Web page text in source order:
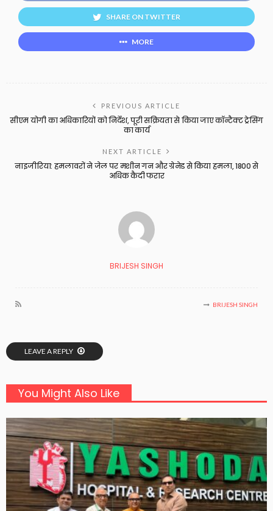
SHARE ON TWITTER
MORE
PREVIOUS ARTICLE
सीएम योगी का अधिकारियों को निर्देश, पूरी सक्रियता से किया जाए कॉन्टैक्ट ट्रेसिंग
का कार्य
NEXT ARTICLE
नाइजीरिया: हमलावरों ने जेल पर मशीन गन और ग्रेनेड से किया हमला, 1800 से
अधिक कैदी फरार
BRIJESH SINGH
BRIJESH SINGH
LEAVE A REPLY
You Might Also Like